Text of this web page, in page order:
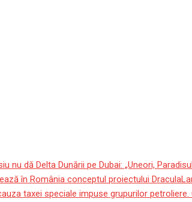
nu dă Delta Dunării pe Dubai: „Uneori,
în România conceptul proiectului
taxei speciale impuse grupurilor